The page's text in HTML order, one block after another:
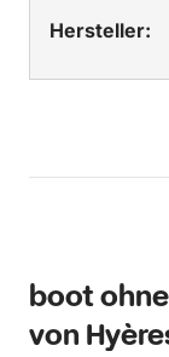
Hersteller:
boot
von